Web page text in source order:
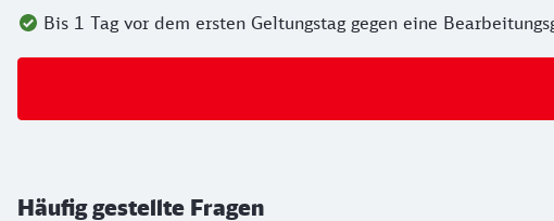
Bis 1 Tag vor dem ersten Geltungstag gegen eine
Häufig gestellte Fragen